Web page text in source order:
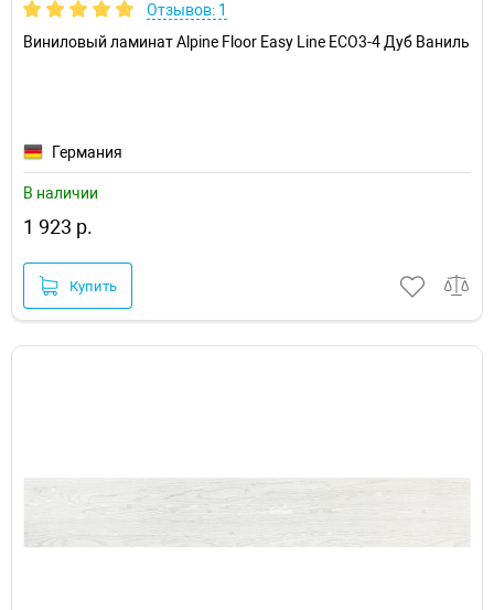
Отзывов: 1
Виниловый ламинат Alpine Floor Easy Line ECO3-4 Дуб Ваниль
Германия
В наличии
1 923 р.
Купить